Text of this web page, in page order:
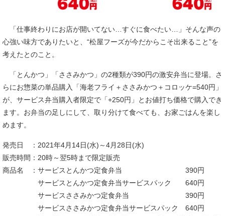
「仕事終わりにお店が開いてない…すぐに食べたい…」そんな声の
心強い味方でありたいと、“松屋フーズが今だからこそ出来ること”を
考えたとのこと。
「とんかつ」「ささみかつ」の2種類が390円の激安弁当に登場。さ
らにお惣菜の単品購入「海老フライ＋ささみかつ＋コロッケ=540円」
が、サービス弁当購入者限定で「+250円」とお値打ち価格で購入でき
ます。お弁当の足しにして、取り分けて食べても、お家ごはんを楽し
めます。
発売日 ：2021年4月14日(水)～4月28日(水)
販売時間：20時～翌5時まで限定販売
商品名 ：サービスとんかつ定食弁当 390円
サービスとんかつ定食弁当サービスパック 640円
サービスささみかつ定食弁当 390円
サービスささみかつ定食弁当サービスパック 640円